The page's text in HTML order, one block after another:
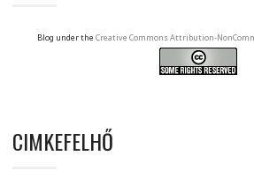
Blog under the Creative Commons Attribution-
CIMKEFELHŐ